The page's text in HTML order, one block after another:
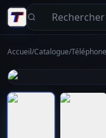
Aller au contenu
Accueil/Catalogue/